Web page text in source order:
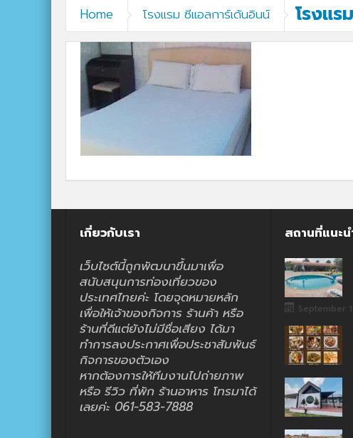
Home โรงแรม ซีแอลการ์เด้นอินน์ โรงแร
เกี่ยวกับเรา
เว็บไซต์นี้ถูกพัฒนาขึ้นมาเพื่อ
สนับสนุนการท่องเที่ยวของ
ประเทศไทยค่ะ โดยจุดหมายหลัก
เพื่อให้เจ้าของกิจการ ร้านค้า หรือ
ร้านที่ดีแต่ยังไม่มีชื่อเสียง ได้มา
ทำการลงประกาศเพื่อประชาสัมพันธ์
กิจการของตัวเอง
หากต้องการให้ทีมงานไปถ่ายภาพ
หรือ รีวิว ที่พัก ร้านอาหาร โทรมาได้
เลยค่ะ 061-583-7888
สถานที่แนะน
September